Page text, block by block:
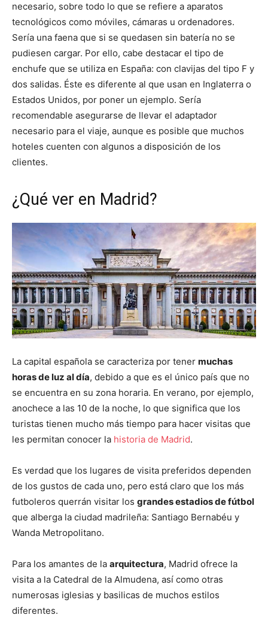
necesario, sobre todo lo que se refiere a aparatos
tecnológicos como móviles, cámaras u ordenadores.
Sería una faena que si se quedasen sin batería no se
pudiesen cargar. Por ello, cabe destacar el tipo de
enchufe que se utiliza en España: con clavijas del tipo F y
dos salidas. Éste es diferente al que usan en Inglaterra o
Estados Unidos, por poner un ejemplo. Sería
recomendable asegurarse de llevar el adaptador
necesario para el viaje, aunque es posible que muchos
hoteles cuenten con algunos a disposición de los
clientes.
¿Qué ver en Madrid?
La capital española se caracteriza por tener muchas
horas de luz al día, debido a que es el único país que no
se encuentra en su zona horaria. En verano, por ejemplo,
anochece a las 10 de la noche, lo que significa que los
turistas tienen mucho más tiempo para hacer visitas que
les permitan conocer la historia de Madrid.
Es verdad que los lugares de visita preferidos dependen
de los gustos de cada uno, pero está claro que los más
futboleros querrán visitar los grandes estadios de fútbol
que alberga la ciudad madrileña: Santiago Bernabéu y
Wanda Metropolitano.
Para los amantes de la arquitectura, Madrid ofrece la
visita a la Catedral de la Almudena, así como otras
numerosas iglesias y basilicas de muchos estilos
diferentes.